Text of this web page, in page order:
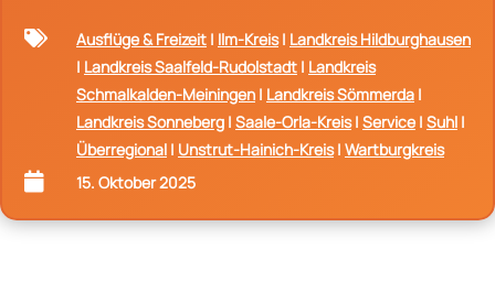
 Ausflüge & Freizeit | Ilm-Kreis| Landkreis Hildburghausen
| Landkreis Saalfeld-Rudolstadt | Landkreis
Schmalkalden-Meiningen | Landkreis Sömmerda |
Landkreis Sonneberg | Saale-Orla-Kreis| Service | Suhl |
Überregional | Unstrut-Hainich-Kreis| Wartburgkreis
 15. Oktober 2025